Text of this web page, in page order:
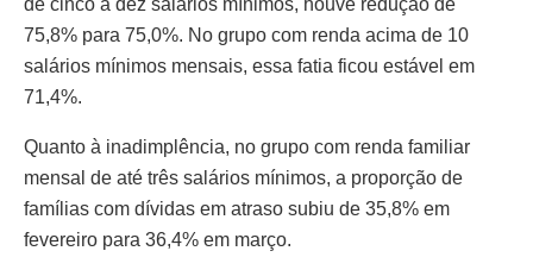
75,8% para 75,0%. No grupo com renda acima de 10
salários mínimos mensais, essa fatia ficou estável em
71,4%.
Quanto à inadimplência, no grupo com renda familiar
mensal de até três salários mínimos, a proporção de
famílias com dívidas em atraso subiu de 35,8% em
fevereiro para 36,4% em março.